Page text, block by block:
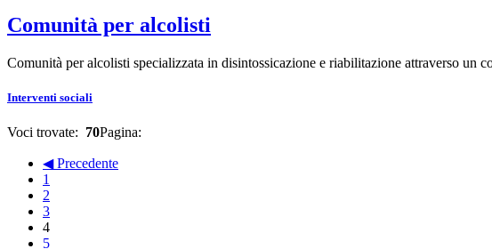
Comunità per alcolisti
Comunità per alcolisti specializzata in disintossicazione e riabilitazione attraverso un
Interventi sociali
Voci trovate: 70Pagina:
◀ Precedente
1
2
3
4
5